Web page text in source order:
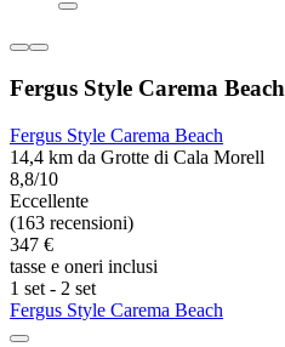
Fergus Style Carema Beach
Fergus Style Carema Beach
14,4 km da Grotte di Cala Morell
8,8/10
Eccellente
(163 recensioni)
347 €
tasse e oneri inclusi
1 set - 2 set
Fergus Style Carema Beach